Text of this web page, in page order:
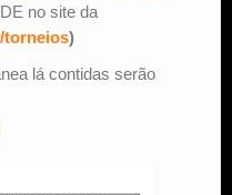
no site da
torneios)
lá contidas serão